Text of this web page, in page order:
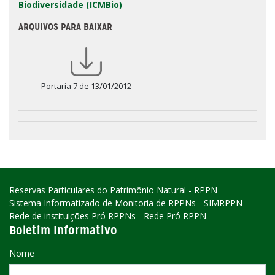
Biodiversidade (ICMBio)
ARQUIVOS PARA BAIXAR
Portaria 7 de 13/01/2012
Reservas Particulares do Patrimônio Natural - RPPN
Sistema Informatizado de Monitoria de RPPNs - SIMRPPN
Rede de instituições Pró RPPNs - Rede Pró RPPN
Boletim Informativo
Nome